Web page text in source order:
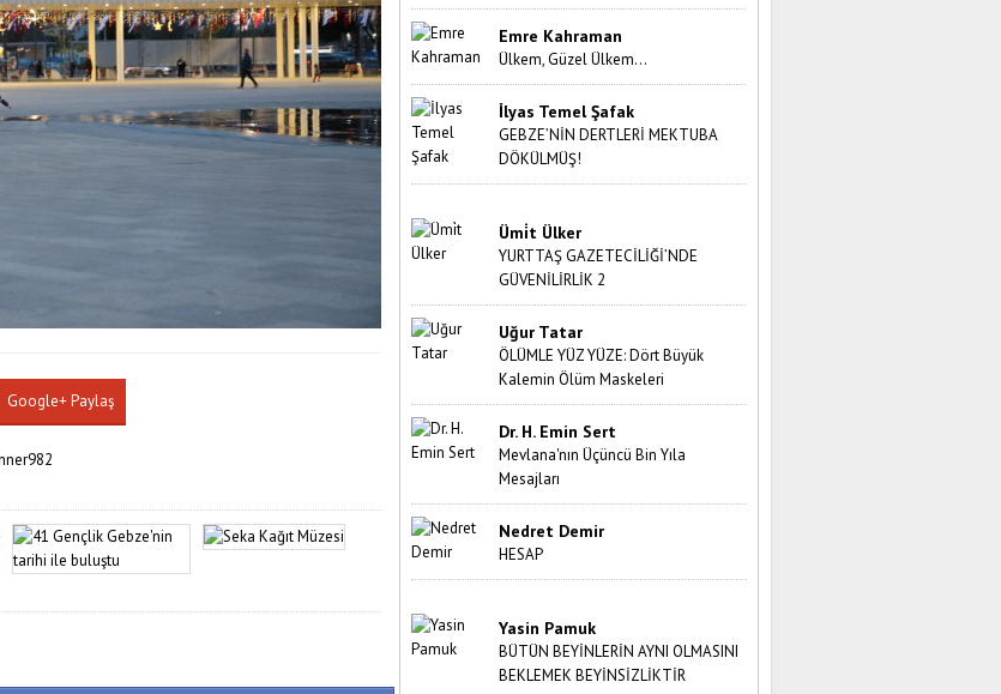
Google+ Paylaş
Emre Kahraman
Ülkem, Güzel Ülkem…
İlyas Temel Şafak
GEBZE’NİN DERTLERİ MEKTUBA
DÖKÜLMÜŞ!
Ümi̇t Ülker
YURTTAŞ GAZETECİLİĞİ’NDE
GÜVENİLİRLİK 2
Uğur Tatar
ÖLÜMLE YÜZ YÜZE: Dört Büyük
Kalemin Ölüm Maskeleri
Dr. H. Emin Sert
Mevlana'nın Üçüncü Bin Yıla
Mesajları
Nedret Demir
HESAP
Yasin Pamuk
BÜTÜN BEYİNLERİN AYNI OLMASINI
BEKLEMEK BEYİNSİZLİKTİR